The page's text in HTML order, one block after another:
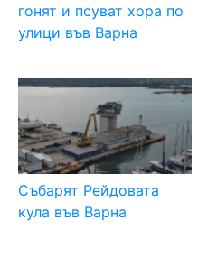
гонят и псуват хора по
улици във Варна
Събарят Рейдовата
кула във Варна